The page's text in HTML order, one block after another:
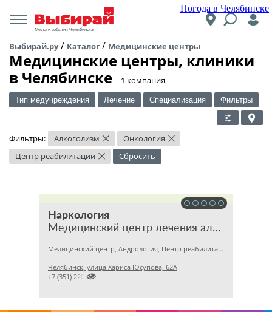
Погода в Челябинске
Места и события Челябинска
Выбирай.ру/ Каталог / Медицинские центры
Медицинские центры, клиники
в Челябинске
​1 компания
Тип медучреждения Лечение Специализация Фильтры
Фильтры: Алкоголизм × Онкология ×
Центр реабилитации × Сбросить
Наркология
Медицинский центр лечения алкоголизма и наркомании
Медицинский центр, Андрология, Центр реабилитации
Челябинск, улица Хариса Юсупова, 62А

+7 (351) 2201281